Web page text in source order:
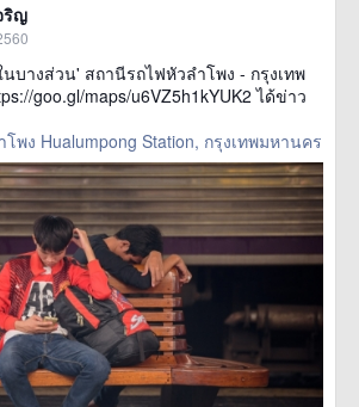
ริญ
บางส่วน' สถานีรถไฟหัวลำโพง - กรุงเทพ
goo.gl/maps/u6VZ5h1kYUK2 ได้ข่าว
พง Hualumpong Station, กรุงเทพมหานคร